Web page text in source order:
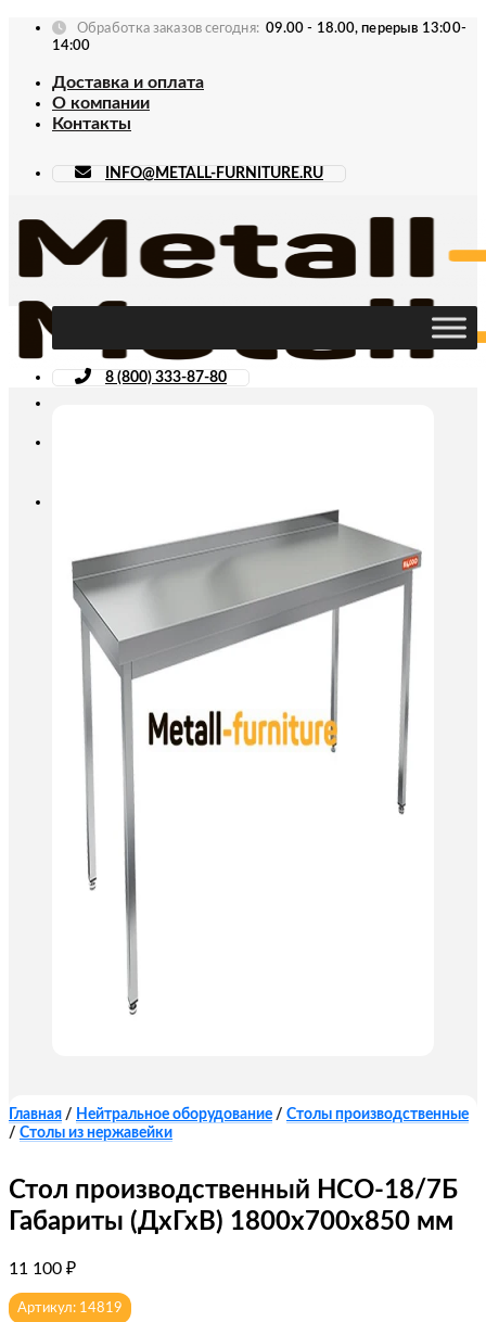
Skip
Обработка заказов сегодня: 09.00 - 18.00, перерыв 13:00-
14:00
Доставка и оплата
О компании
Контакты
INFO@METALL-FURNITURE.RU
8 (800) 333-87-80
Главная / Нейтральное оборудование / Столы производственные
/ Столы из нержавейки
Стол производственный HCO-18/7Б
Габариты (ДхГхВ) 1800х700х850 мм
11 100 ₽
Артикул: 14819